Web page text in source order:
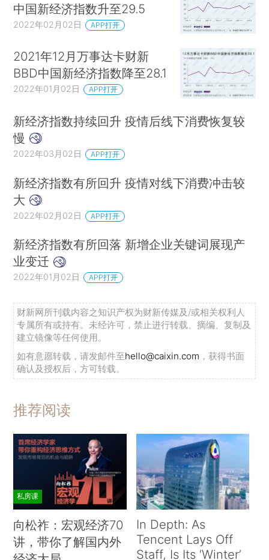
中国新经济指数升至29.5
2022年02月02日 APP打开
2021年12月万事达卡财新
BBD中国新经济指数降至28.1
2022年01月02日 APP打开
新经济指数持续回升 疫情后线下消费恢复较
慢
2022年03月02日 APP打开
新经济指数有所回升 疫情对线下消费冲击较
大
2022年02月02日 APP打开
新经济指数有所回落 新增企业关键词展现产
业变迁
2022年01月02日 APP打开
财新网所刊载内容之知识产权为财新传媒及/或相关权利人
专属所有或持有。未经许可，禁止进行转载、摘编、复制及
建立镜像等任何使用。
如有意愿转载，请发邮件至hello@caixin.com ，获得书面
确认及授权后，方可转载。
推荐阅读
私房课
向松祚：宏观经济70
讲，带你了解国内外
In Depth: As
Tencent Lays Off
Staff, Is Its ‘Winter’